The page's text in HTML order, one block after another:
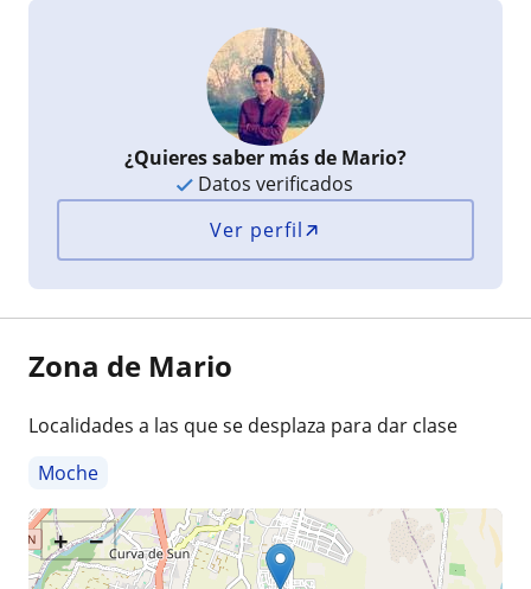
¿Quieres saber más de Mario?
Datos verificados
Ver perfil
Zona de Mario
Localidades a las que se desplaza para dar clase
Moche
+ −